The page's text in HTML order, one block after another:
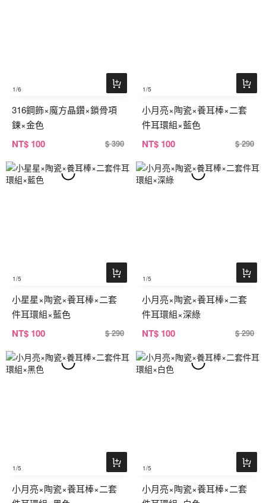
1/6
316鋼飾×魔方晶鑽×鎖骨項
鍊×金色
NT$ 100 $ 390
1/5
小月亮×陶瓷×養耳棒×二套
件耳環組×藍色
NT$ 100 $ 290
1/5
小星星×陶瓷×養耳棒×二套
件耳環組×藍色
NT$ 100 $ 290
1/5
小月亮×陶瓷×養耳棒×二套
件耳環組×深綠
NT$ 100 $ 290
1/5
小月亮×陶瓷×養耳棒×二套
1/5
小月亮×陶瓷×養耳棒×二套